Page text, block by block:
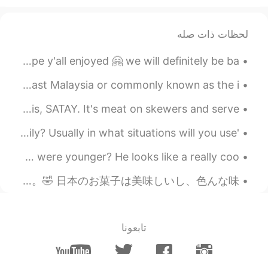
MS
JP
@Etsukoわあ、シガールは有名です。みん
JP
EN
😋💓
mai
2020.04.16 00:29
JP
لحظات ذات صله
THANK YOU SO MUCH FOR JOINING OUR MINI EVENT! 🤗❤️ I hope y'all enjoyed 🤗 we will definitely be ba...
Facts about Malaysia #6 🇲🇾 マレーシアについての事実 말레이시아에 대한 사실 In East Malaysia or commonly known as the i...
In Malaysia, one of the popular local food we have is this, SATAY. It's meat on skewers and serve...
'Mai bpen rai na" How often do you use this phrase daily? Usually in what situations will you use...
How many of you ladies here had a crush on Howl when you were younger? He looks like a really coo...
今日は仕事がないので、勉強できました！😍 私は普通に音楽を聞きながら勉強して、集中できます。🎶 でも、勉強するの間にお腹が空いていてこのお菓子を食べました。🤣 日本のお菓子は美味しいし、色んな味...
تابعونا